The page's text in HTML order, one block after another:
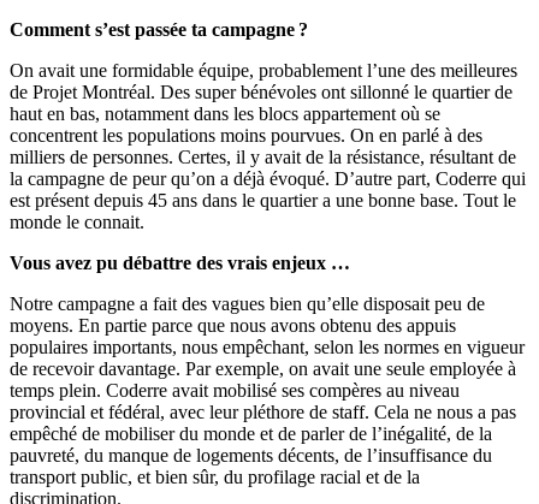
Comment s’est passée ta campagne ?
On avait une formidable équipe, probablement l’une des meilleures
de Projet Montréal. Des super bénévoles ont sillonné le quartier de
haut en bas, notamment dans les blocs appartement où se
concentrent les populations moins pourvues. On en parlé à des
milliers de personnes. Certes, il y avait de la résistance, résultant de
la campagne de peur qu’on a déjà évoqué. D’autre part, Coderre qui
est présent depuis 45 ans dans le quartier a une bonne base. Tout le
monde le connait.
Vous avez pu débattre des vrais enjeux …
Notre campagne a fait des vagues bien qu’elle disposait peu de
moyens. En partie parce que nous avons obtenu des appuis
populaires importants, nous empêchant, selon les normes en vigueur
de recevoir davantage. Par exemple, on avait une seule employée à
temps plein. Coderre avait mobilisé ses compères au niveau
provincial et fédéral, avec leur pléthore de staff. Cela ne nous a pas
empêché de mobiliser du monde et de parler de l’inégalité, de la
pauvreté, du manque de logements décents, de l’insuffisance du
transport public, et bien sûr, du profilage racial et de la
discrimination.